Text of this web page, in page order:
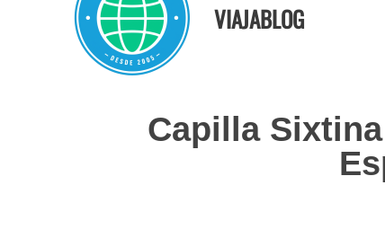
VIAJABLOG
Capilla